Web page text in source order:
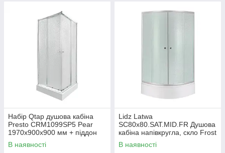
Набір Qtap душова кабіна
Presto CRM1099SP5 Pear
1970x900x900 мм + піддон
Tern 309912C 90x90x12 см із
сифоном
В наявності
Lidz Latwa
SC80x80.SAT.MID.FR Душова
кабіна напівкругла, скло Frost
4 мм + Lidz Душовий піддон
KAPIELKA
В наявності